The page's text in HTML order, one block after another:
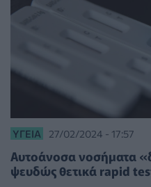
ΥΓΕΊΑ 27/02/2024 - 17:57
Αυτοάνοσα νοσήματα
ψευδώς θετικά rapid